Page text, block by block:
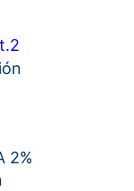
2%